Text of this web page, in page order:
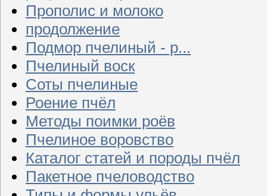
Прополис и молоко
продолжение
Подмор пчелиный - р...
Пчелиный воск
Соты пчелиные
Роение пчёл
Методы поимки роёв
Пчелиное воровство
Каталог статей и породы пчёл
Пакетное пчеловодство